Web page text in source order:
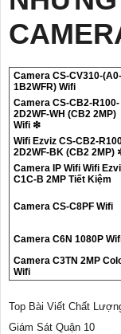
Camera CS-CV310-(A0-
1B2WFR) Wifi
Camera CS-CB2-R100-
2D2WF-WH (CB2 2MP)
Wifi ❇
Wifi Ezviz CS-CB2-
2D2WF-BK (CB2 2MP)
Camera IP Wifi Wifi
C1C-B 2MP Tiết Kiệm
Camera CS-C8PF Wifi
Camera C6N 1080P
Camera C3TN 2MP
Wifi
Top Bài Viết Chất
Giám Sát Quận 10